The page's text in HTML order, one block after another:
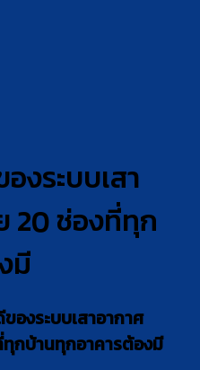
งระบบเสา
20 ช่องที่ทุก
มี
องระบบเสาอากาศ
กบ้านทุกอาคารต้องมี